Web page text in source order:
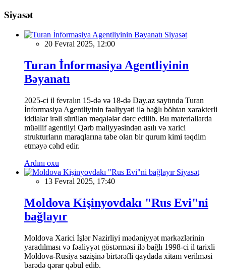
Siyasət
Siyasət
20 Fevral 2025, 12:00
Turan İnformasiya Agentliyinin
Bəyanatı
2025-ci il fevralın 15-də və 18-də Day.az saytında Turan
İnformasiya Agentliyinin fəaliyyəti ilə bağlı böhtan xarakterli
iddialar irəli sürülən məqalələr dərc edilib. Bu materiallarda
müəllif agentliyi Qərb maliyyəsindən asılı və xarici
strukturların maraqlarına tabe olan bir qurum kimi təqdim
etməyə cəhd edir.
Ardını oxu
Siyasət
13 Fevral 2025, 17:40
Moldova Kişinyovdakı "Rus Evi"ni
bağlayır
Moldova Xarici İşlər Nazirliyi mədəniyyət mərkəzlərinin
yaradılması və fəaliyyət göstərməsi ilə bağlı 1998-ci il tarixli
Moldova-Rusiya sazişinə birtərəfli qaydada xitam verilməsi
barədə qərar qəbul edib.